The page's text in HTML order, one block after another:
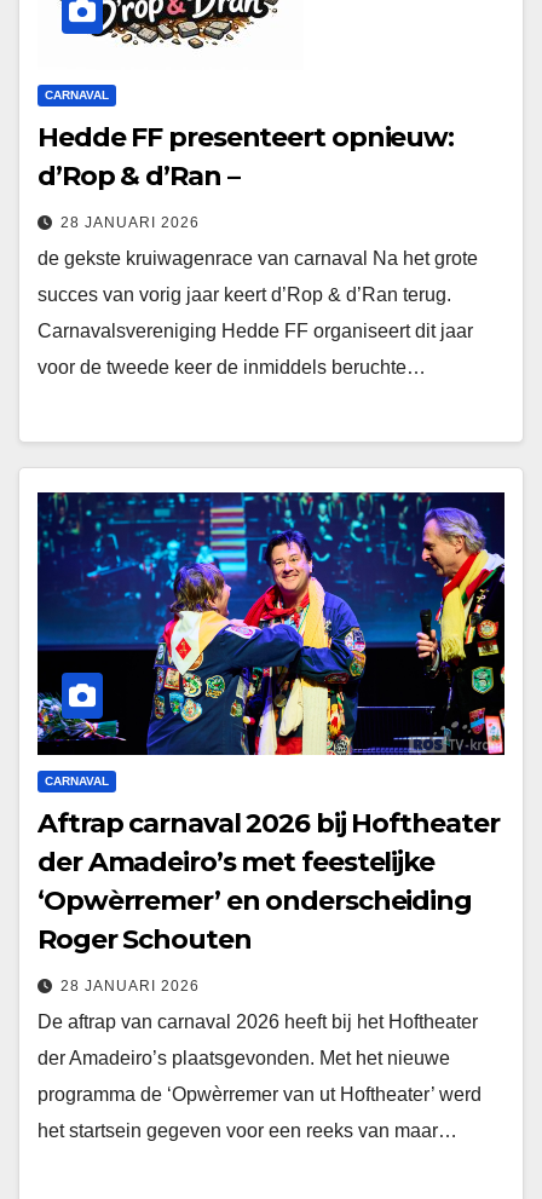
CARNAVAL
Hedde FF presenteert opnieuw:
d’Rop & d’Ran –
28 JANUARI 2026
de gekste kruiwagenrace van carnaval Na het grote
succes van vorig jaar keert d’Rop & d’Ran terug.
Carnavalsvereniging Hedde FF organiseert dit jaar
voor de tweede keer de inmiddels beruchte…
CARNAVAL
Aftrap carnaval 2026 bij Hoftheater
der Amadeiro’s met feestelijke
‘Opwèrremer’ en onderscheiding
Roger Schouten
28 JANUARI 2026
De aftrap van carnaval 2026 heeft bij het Hoftheater
der Amadeiro’s plaatsgevonden. Met het nieuwe
programma de ‘Opwèrremer van ut Hoftheater’ werd
het startsein gegeven voor een reeks van maar…